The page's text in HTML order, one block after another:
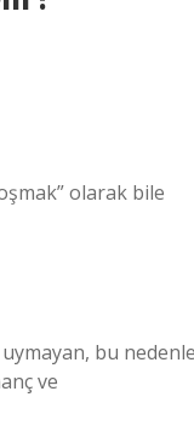
olarak bile
bu
ve